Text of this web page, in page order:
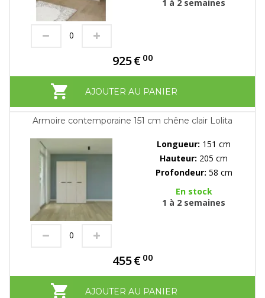
1 à 2 semaines
925€ 00
AJOUTER AU PANIER
Armoire contemporaine 151 cm chêne clair Lolita
Longueur: 151 cm
Hauteur: 205 cm
Profondeur: 58 cm
En stock
1 à 2 semaines
455€ 00
AJOUTER AU PANIER